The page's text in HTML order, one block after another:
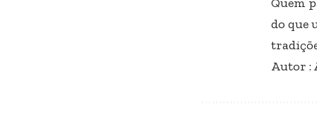
do que
Autor :